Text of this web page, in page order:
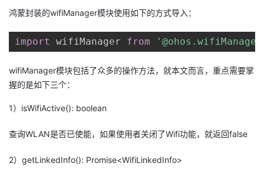
的
客
我
论
坛
的
圈
子
我
的
直
我
的
我
鸿蒙封装的wifiManager模块使用如下的方式导入：
import wifiManager from
wifiManager模块包括了众多的操作方法，就本文而言，重点需要掌
握的是如下三个：
1）isWifiActive(): boolean
查询WLAN是否已使能，如果使用者关闭了Wifi功能，就返回false
2）getLinkedInfo(): Promise<WifiLinkedInfo>